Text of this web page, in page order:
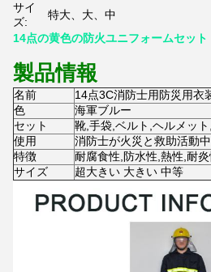
サイ
ズ:
特大、大、中
14点の黄色の防火ユニフォームセット
製品情報
名前
14点3C消防士用防災用衣
色
海軍ブルー
セット
靴,手袋,ベルト,ヘルメッ
使用
消防士が火災と救助活動
特徴
耐腐食性,防水性,熱性,耐
サイズ
超大きい 大きい 中等